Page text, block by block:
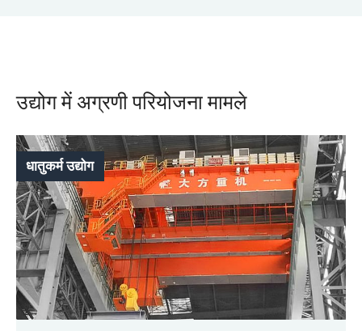
उद्योग में अग्रणी परियोजना मामले
धातुकर्म उद्योग